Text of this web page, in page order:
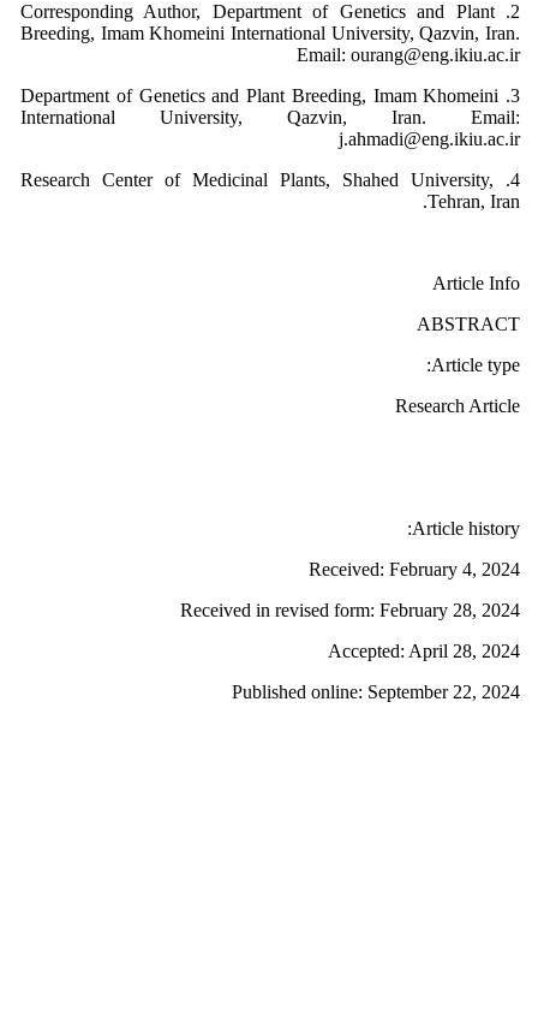
2. Corresponding Author, Department of Genetics and Plant
Breeding, Imam Khomeini International University, Qazvin, Iran.
Email: ourang@eng.ikiu.ac.ir
3. Department of Genetics and Plant Breeding, Imam Khomeini
International University, Qazvin, Iran. Email:
j.ahmadi@eng.ikiu.ac.ir
4. Research Center of Medicinal Plants, Shahed University,
Tehran, Iran.
Article Info
ABSTRACT
Article type:
Research Article
Article history:
Received: February 4, 2024
Received in revised form: February 28, 2024
Accepted: April 28, 2024
Published online: September 22, 2024